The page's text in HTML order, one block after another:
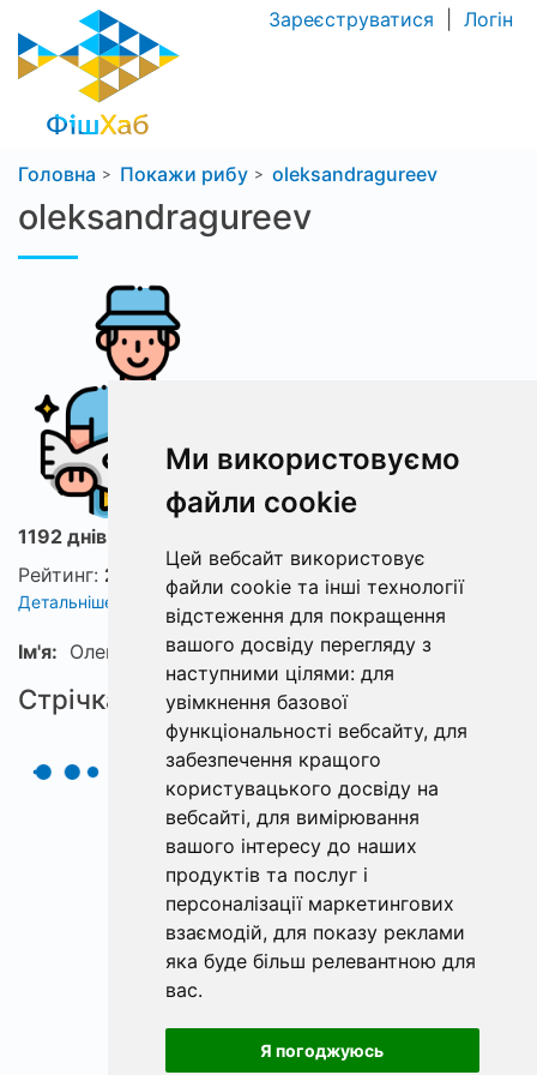
Ми використовуємо
файли cookie
Цей вебсайт використовує
файли cookie та інші технології
відстеження для покращення
вашого досвіду перегляду з
наступними цілями: для
увімкнення базової
функціональності вебсайту, для
забезпечення кращого
користувацького досвіду на
вебсайті, для вимірювання
вашого інтересу до наших
продуктів та послуг і
персоналізації маркетингових
взаємодій, для показу реклами
яка буде більш релевантною для
вас.
Я погоджуюсь
Зареєструватися Логін
Головна Покажи рибу oleksandragureev
oleksandragureev
1192 днів з ФішХаб
Рейтинг: 2
Детальніше про рейтинг
Ім'я: Олександр
Стрічка